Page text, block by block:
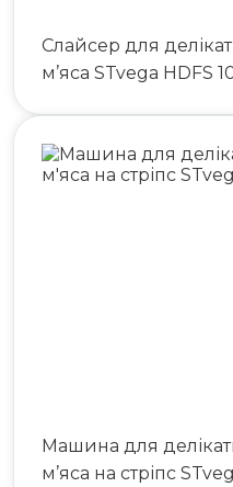
Слайсер для
м’яса STvega HDFS
Машина для
м’яса на стріпс